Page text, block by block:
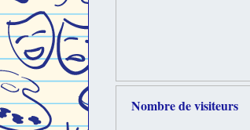
Nombre de visiteurs